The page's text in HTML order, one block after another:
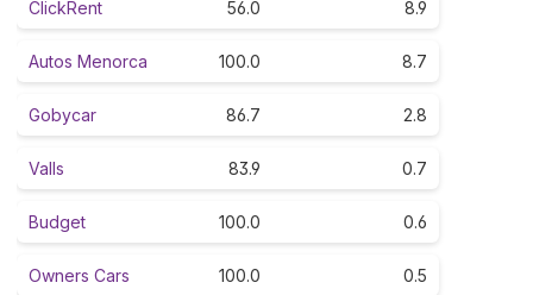
ClickRent 56.0 8.9
Autos Menorca 100.0 8.7
Gobycar 86.7 2.8
Valls 83.9 0.7
Budget 100.0 0.6
Owners Cars 100.0 0.5